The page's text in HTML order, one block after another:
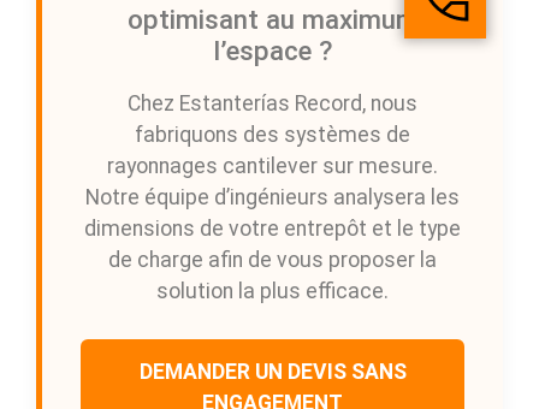
optimisant au maximum
l’espace ?
Chez Estanterías Record, nous
fabriquons des systèmes de
rayonnages cantilever sur mesure.
Notre équipe d’ingénieurs analysera les
dimensions de votre entrepôt et le type
de charge afin de vous proposer la
solution la plus efficace.
DEMANDER UN DEVIS SANS
ENGAGEMENT